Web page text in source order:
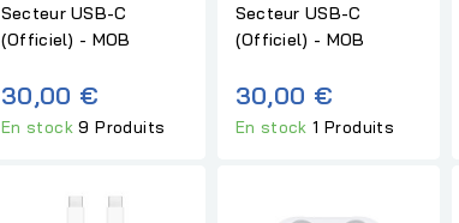
Secteur USB-C
(Officiel) - MOB
30,00 €
En stock9 Produits
Secteur USB-C
(Officiel) - MOB
30,00 €
En stock1 Produits